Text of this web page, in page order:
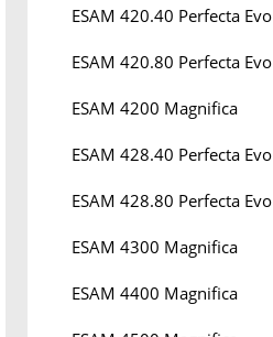
ESAM 420.40 Perfecta Evo
ESAM 420.80 Perfecta Evo
ESAM 4200 Magnifica
ESAM 428.40 Perfecta Evo
ESAM 428.80 Perfecta Evo
ESAM 4300 Magnifica
ESAM 4400 Magnifica